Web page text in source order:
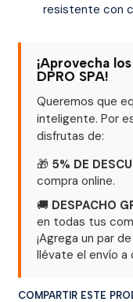
resistente con
¡Aprovecha
DPRO SPA!
Queremos que
inteligente. Por
disfrutas de:
🎁 5% DE
compra online.
🚚 DESPACHO
en todas tus
¡Agrega un par
llévate el envío
COMPARTIR ESTE